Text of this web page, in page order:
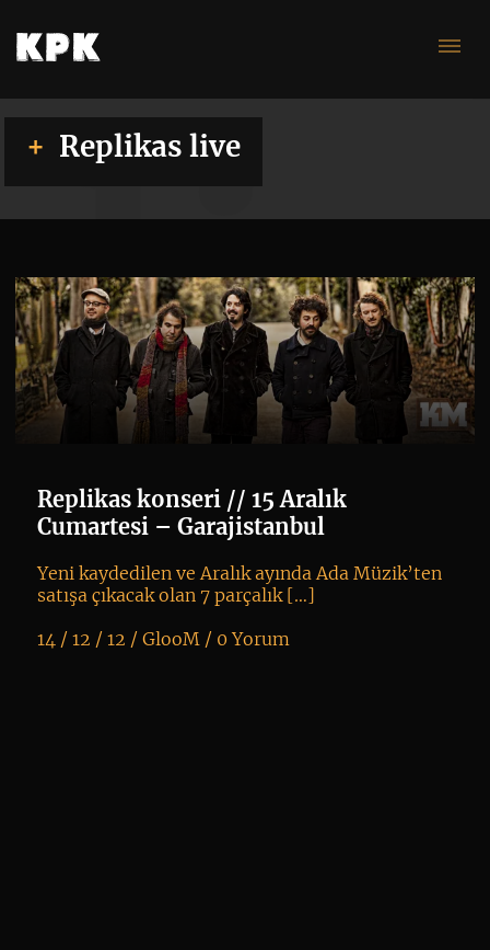
Replikas live
Replikas konseri // 15 Aralık
Cumartesi – Garajistanbul
Yeni kaydedilen ve Aralık ayında Ada Müzik’ten
satışa çıkacak olan 7 parçalık […]
14 / 12 / 12 / GlooM/ 0 Yorum